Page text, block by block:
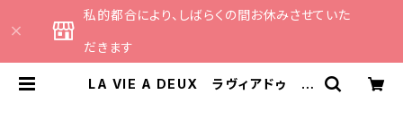
私的都合により、しばらくの間お休みさせていた
だきます
LA VIE A DEUX ラヴィアドゥ ボ